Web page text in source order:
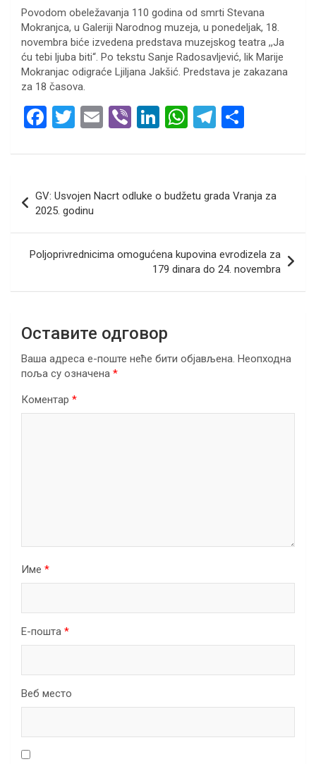
Povodom obeležavanja 110 godina od smrti Stevana
Mokranjca, u Galeriji Narodnog muzeja, u ponedeljak, 18.
novembra biće izvedena predstava muzejskog teatra ,,Ja
ću tebi ljuba biti“. Po tekstu Sanje Radosavljević, lik Marije
Mokranjac odigraće Ljiljana Jakšić. Predstava je zakazana
za 18 časova.
F
ce
b
o
o
k
T
tt
er
E
ail
Vi
er
Li
ke
dI
n
W
at
A
p
p
T
e
gr
a
m
ar
e
чланка
GV: Usvojen Nacrt odluke o budžetu grada Vranja za
2025. godinu
Poljoprivrednicima omogućena kupovina evrodizela za
179 dinara do 24. novembra
Оставите одговор
Ваша адреса е-поште неће бити објављена. Неопходна
поља су означена *
Коментар *
Име *
Е-пошта *
Веб место